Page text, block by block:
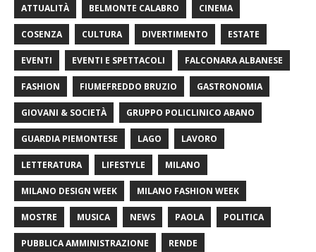
ATTUALITÀ BELMONTE CALABRO CINEMA
COSENZA CULTURA DIVERTIMENTO ESTATE
EVENTI EVENTI E SPETTACOLI FALCONARA ALBANESE
FASHION FIUMEFREDDO BRUZIO GASTRONOMIA
GIOVANI & SOCIETÀ GRUPPO POLICLINICO ABANO
GUARDIA PIEMONTESE LAGO LAVORO
LETTERATURA LIFESTYLE MILANO
MILANO DESIGN WEEK MILANO FASHION WEEK
MOSTRE MUSICA NEWS PAOLA POLITICA
PUBBLICA AMMINISTRAZIONE RENDE